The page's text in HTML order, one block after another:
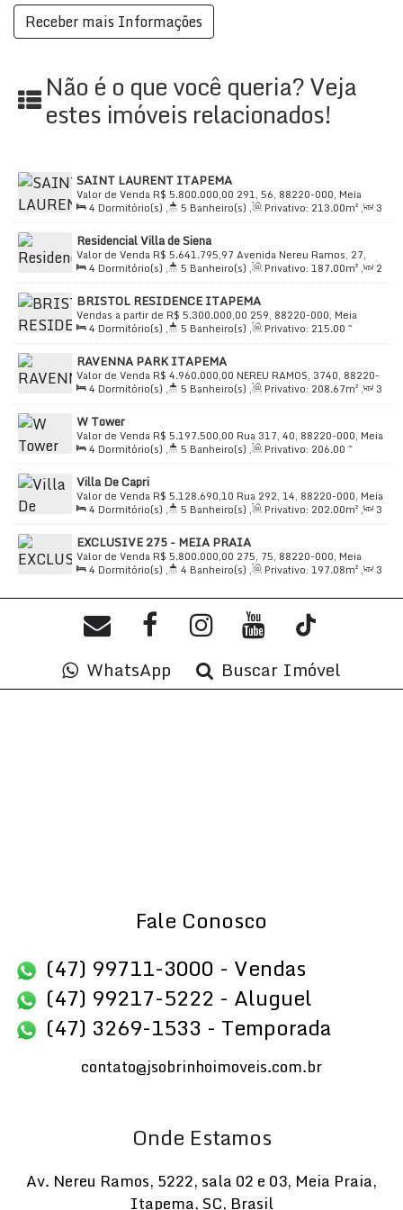
Não é o que você queria? Veja
estes imóveis relacionados!
SAINT LAURENT ITAPEMA
R$ 5.800.000,00
Valor de Venda
291, 56, 88220-000, Meia
Praia, Itapema, Santa Catarina, Brasil
4 Dormitório(s) , 5 Banheiro(s) , Privativo: 213.00m² ,
3
Sala(s) , 4Suíte(s) , Total:269.00m² , 3Vaga(s) ,
Útil:
213.00m²
Residencial Villa de Siena
R$ 5.641.795,97
Valor de Venda
Avenida Nereu Ramos, 27,
88220-000, Meia Praia, Itapema, Santa Catarina, Brasil
4 Dormitório(s) , 5 Banheiro(s) , Privativo: 187.00m² ,
2
Sala(s) , 4Suíte(s) , Total:187.00m² , 3Vaga(s) ,
Útil:
187.00m²
BRISTOL RESIDENCE ITAPEMA
R$ 5.300.000,00
Vendas a partir de
259, 88220-000, Meia
Praia, Itapema, Santa Catarina, Brasil
4 Dormitório(s) , 5 Banheiro(s) , Privativo: 215.00 ~
230.00m², 3 Sala(s) , 4Suíte(s) , Total:320.00~
350.00m², 3Vaga(s), 80mDistância do Mar
~ 230 .00 m²
RAVENNA PARK ITAPEMA
R$ 4.960.000,00
Valor de Venda
NEREU RAMOS, 3740, 88220-
000, Meia Praia, Itapema, Santa Catarina, Brasil
4 Dormitório(s) , 5 Banheiro(s) , Privativo: 208.67m² ,
3
Sala(s) , 4Suíte(s) , Total:341.78m² , 4Vaga(s) ,
50m
Distância do Mar
W Tower
R$ 5.197.500,00
Valor de Venda
Rua 317, 40, 88220-000, Meia
Praia, Itapema, Santa Catarina, Brasil
4 Dormitório(s) , 5 Banheiro(s) , Privativo: 206.00 ~
212.25m², 2 Sala(s) , 4Suíte(s) , Total:212.25m² ,
3
Vaga(s), Útil:
Villa De Capri
R$ 5.128.690,10
Valor de Venda
Rua 292, 14, 88220-000, Meia
Praia, Itapema, Santa Catarina, Brasil
4 Dormitório(s) , 5 Banheiro(s) , Privativo: 202.00m² ,
3
Sala(s) , 4Suíte(s) , Total:202.00m² , 3Vaga(s) ,
Útil:
202.00m²
EXCLUSIVE 275 - MEIA PRAIA
R$ 5.800.000,00
Valor de Venda
275, 75, 88220-000, Meia
Praia, Itapema, Santa Catarina, Brasil
4 Dormitório(s) , 4 Banheiro(s) , Privativo: 197.08m² ,
3
Distância do Mar, Útil:197.08m²
WhatsApp Buscar Imóvel
Fale Conosco
(47) 99711-3000 - Vendas
(47) 99217-5222 - Aluguel
(47) 3269-1533 - Temporada
contato@jsobrinhoimoveis.com.br
Onde Estamos
Av. Nereu Ramos, 5222, sala 02 e 03, Meia Praia,
Itapema, SC, Brasil